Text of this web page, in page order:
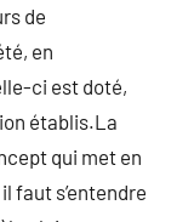
de
en
ci est doté,
établis.La
qui met en
faut s’entendre